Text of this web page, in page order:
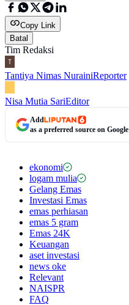
Copy Link
Batal
Tim Redaksi
Tantiya Nimas NurainiReporter
Nisa Mutia SariEditor
Add
as a preferred source on Google
ekonomi
logam mulia
Gelang Emas
Investasi Emas
emas perhiasan
emas 5 gram
Emas 24K
Keuangan
aset investasi
news oke
Relevant
NAISPR
FAQ